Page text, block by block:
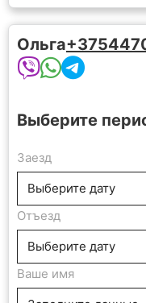
Ольга
Выберите
Заезд
Отъезд
Ваше имя